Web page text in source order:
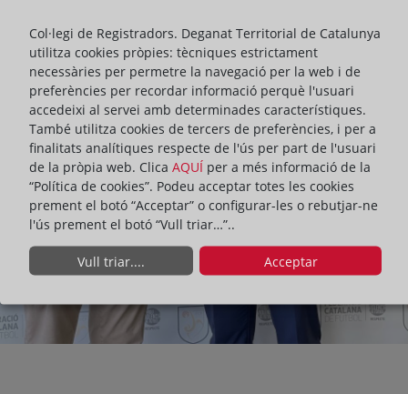
Col·legi de Registradors. Deganat Territorial de Catalunya
utilitza cookies pròpies: tècniques estrictament
necessàries per permetre la navegació per la web i de
preferències per recordar informació perquè l'usuari
accedeixi al servei amb determinades característiques.
També utilitza cookies de tercers de preferències, i per a
finalitats analítiques respecte de l'ús per part de l'usuari
de la pròpia web. Clica AQUÍ per a més informació de la
“Política de cookies”. Podeu acceptar totes les cookies
prement el botó “Acceptar” o configurar-les o rebutjar-ne
l'ús prement el botó “Vull triar…”..
Vull triar.... Acceptar